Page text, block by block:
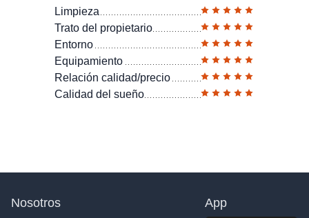
Limpieza
Trato del propietario
Entorno
Equipamiento
Relación calidad/precio
Calidad del sueño
Nosotros App